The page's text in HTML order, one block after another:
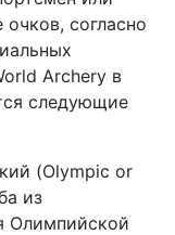
согласно
Archery в
следующие
(Olympic or
из
Олимпийской